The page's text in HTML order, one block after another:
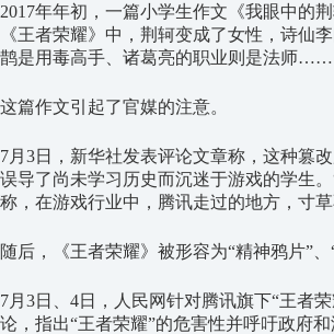
2017年年初，一篇小学生作文《我眼中的
《王者荣耀》中，荆轲变成了女性，诗仙
鹊是用毒高手、诸葛亮的职业则是法师……
这篇作文引起了官媒的注意。
7月3日，新华社发表评论文章称，这种篡
误导了尚未学习历史而沉迷于游戏的学生
称，在游戏行业中，腾讯走过的地方，寸
随后，《王者荣耀》被形容为“精神鸦片”、
7月3日、4日，人民网针对腾讯旗下“王者
论，指出“王者荣耀”的危害性并呼吁政府